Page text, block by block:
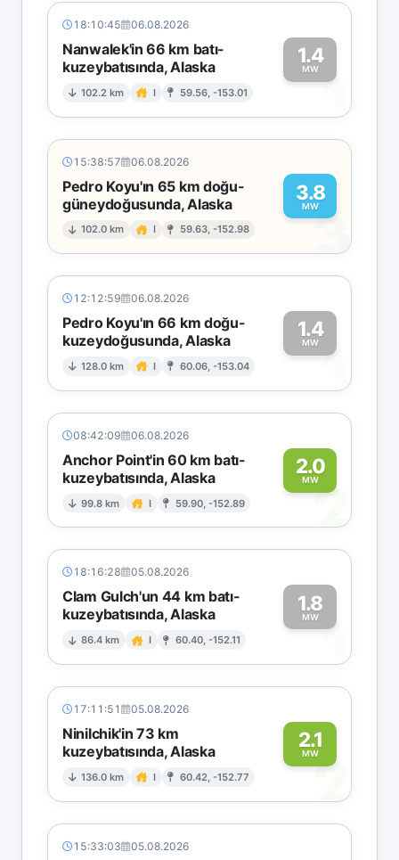
18:10:45 06.08.2026
Nanwalek'in 66 km batı-
kuzeybatısında, Alaska
102.2 km I 59.56, -153.01
1.4
MW1
15:38:57 06.08.2026
Pedro Koyu'ın 65 km doğu-
güneydoğusunda, Alaska
102.0 km I 59.63, -152.98
3.8
MW
3
12:12:59 06.08.2026
Pedro Koyu'ın 66 km doğu-
kuzeydoğusunda, Alaska
128.0 km I 60.06, -153.04
1.4
MW1
08:42:09 06.08.2026
Anchor Point'in 60 km batı-
kuzeybatısında, Alaska
99.8 km I 59.90, -152.89
2.0
MW2
18:16:28 05.08.2026
Clam Gulch'un 44 km batı-
kuzeybatısında, Alaska
86.4 km I 60.40, -152.11
1.8
MW1
17:11:51 05.08.2026
Ninilchik'in 73 km
kuzeybatısında, Alaska
136.0 km I 60.42, -152.77
2.1
MW2
15:33:03 05.08.2026